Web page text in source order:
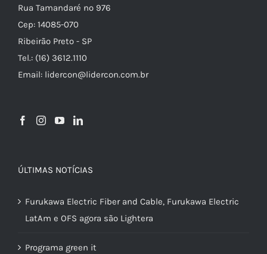
Rua Tamandaré nº 976
Cep: 14085-070
Ribeirão Preto - SP
Tel.: (16) 3612.1110
Email: lidercon@lidercon.com.br
ÚLTIMAS NOTÍCIAS
Furukawa Electric Fiber and Cable, Furukawa Electric
LatAm e OFS agora são Lightera
Programa green it